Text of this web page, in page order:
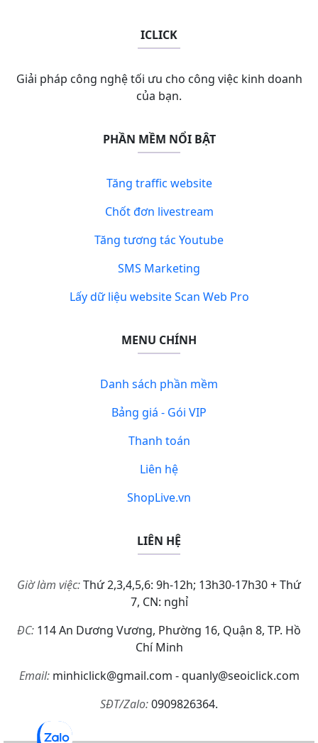
ICLICK
Giải pháp công nghệ tối ưu cho công việc kinh doanh
của bạn.
PHẦN MỀM NỔI BẬT
Tăng traffic website
Chốt đơn livestream
Tăng tương tác Youtube
SMS Marketing
Lấy dữ liệu website Scan Web Pro
MENU CHÍNH
Danh sách phần mềm
Bảng giá - Gói VIP
Thanh toán
Liên hệ
ShopLive.vn
LIÊN HỆ
Giờ làm việc:Thứ 2,3,4,5,6: 9h-12h; 13h30-17h30 + Thứ
7, CN: nghỉ
ĐC: 114 An Dương Vương, Phường 16, Quận 8, TP. Hồ
Chí Minh
Email:minhiclick@gmail.com - quanly@seoiclick.com
SĐT/Zalo:0909826364.